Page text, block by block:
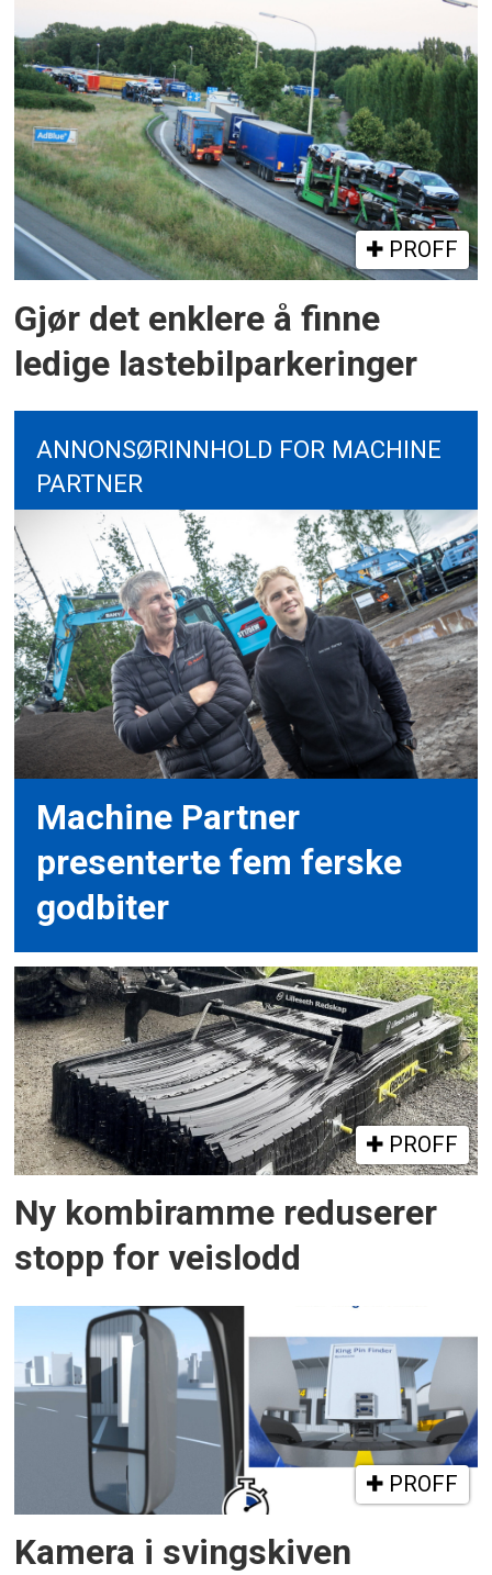
PROFF
Gjør det enklere å finne
ledige lastebilparkeringer
ANNONSØRINNHOLD FOR MACHINE
PARTNER
Machine Partner
presenterte fem ferske
godbiter
PROFF
Ny kombiramme reduserer
stopp for veislodd
PROFF
Kamera i svingskiven